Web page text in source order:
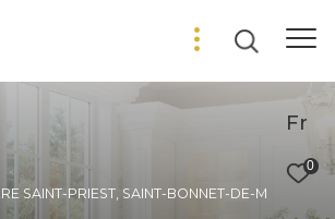
Fr
0
SAINT-PRIEST, SAINT-BONNET-DE-M